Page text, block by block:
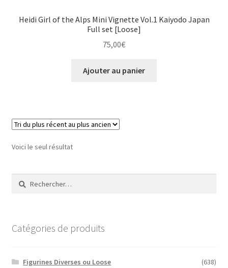
Heidi Girl of the Alps Mini Vignette Vol.1 Kaiyodo Japan
Full set [Loose]
75,00€
Ajouter au panier
Voici le seul résultat
Rechercher :
Catégories de produits
Figurines Diverses ou Loose
(638)